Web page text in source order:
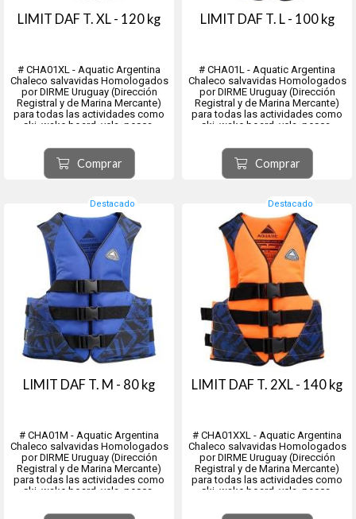
LIMIT DAF T. XL - 120 kg
# CHA01XL - Aquatic Argentina
Chaleco salvavidas Homologados
por DIRME Uruguay (Dirección
Registral y de Marina Mercante)
para todas las actividades como
ski, wake board, vela, pesca,
Talle: XL = 120Kg.
Colores: VARIOS
-------------------------------------------...
Comprar
LIMIT DAF T. L - 100 kg
# CHA01L - Aquatic Argentina
Chaleco salvavidas Homologados
por DIRME Uruguay (Dirección
Registral y de Marina Mercante)
para todas las actividades como
ski, wake board, vela, pesca,
Talle: L = 100Kg.
Colores: VARIOS
---------------------------------------------...
Comprar
Destacado
LIMIT DAF T. M - 80 kg
# CHA01M - Aquatic Argentina
Chaleco salvavidas Homologados
por DIRME Uruguay (Dirección
Registral y de Marina Mercante)
para todas las actividades como
ski, wake board, vela, pesca,
Talle: M = 80Kg.
Destacado
LIMIT DAF T. 2XL - 140 kg
# CHA01XXL - Aquatic Argentina
Chaleco salvavidas Homologados
por DIRME Uruguay (Dirección
Registral y de Marina Mercante)
para todas las actividades como
ski, wake board, vela, pesca,
Talle: 2XL = 140Kg.